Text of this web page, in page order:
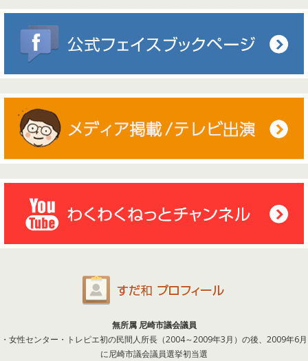
無所属 尼崎市議会議員
・女性センター・トレピエ初の民間人所長（2004～2009年3月）の後、2009年6月
に尼崎市議会議員選挙初当選